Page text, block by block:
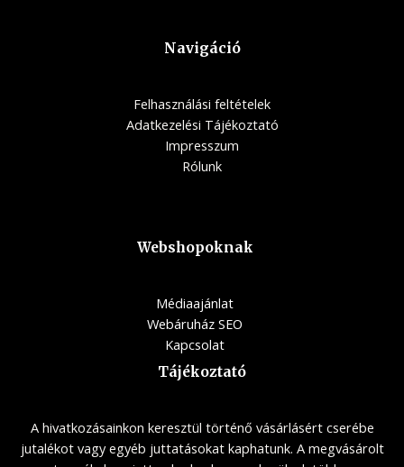
Navigáció
Felhasználási feltételek
Adatkezelési Tájékoztató
Impresszum
Rólunk
Webshopoknak
Médiaajánlat
Webáruház SEO
Kapcsolat
Tájékoztató
A hivatkozásainkon keresztül történő vásárlásért cserébe
jutalékot vagy egyéb juttatásokat kaphatunk. A megvásárolt